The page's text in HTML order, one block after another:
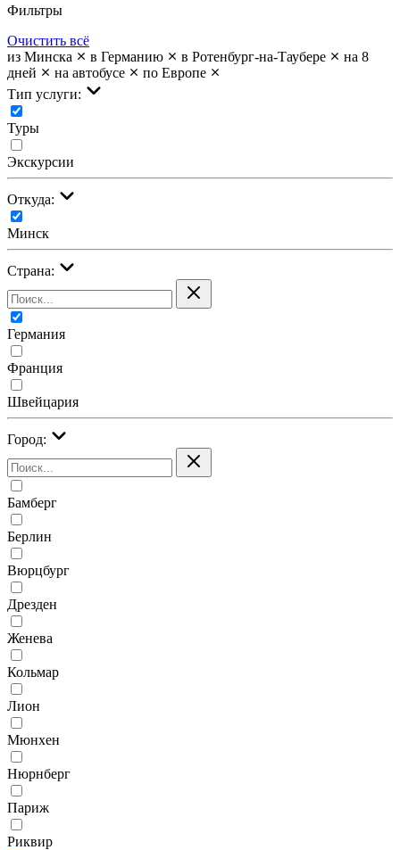
Фильтры
Очистить всё
из Минска
в Германию в Ротенбург-на-Таубере
на 8
дней
на автобусе
по Европе
Тип услуги:
Туры
Экскурсии
Откуда:
Минск
Страна:
Германия
Франция
Швейцария
Город:
Бамберг
Берлин
Вюрцбург
Дрезден
Женева
Кольмар
Лион
Мюнхен
Нюрнберг
Париж
Риквир